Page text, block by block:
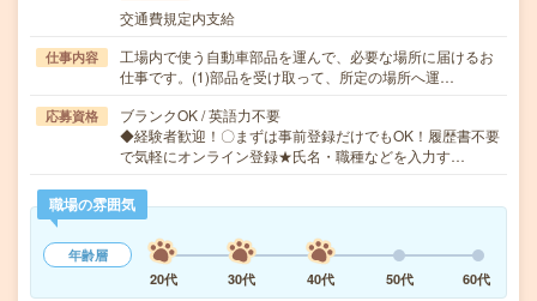
交通費規定内支給
仕事内容
工場内で使う自動車部品を運んで、必要な場所に届けるお
仕事です。(1)部品を受け取って、所定の場所へ運…
応募資格
ブランクOK / 英語力不要
◆経験者歓迎！〇まずは事前登録だけでもOK！履歴書不要
で気軽にオンライン登録★氏名・職種などを入力す…
職場の雰囲気
年齢層
20代
30代 40代 50代 60代